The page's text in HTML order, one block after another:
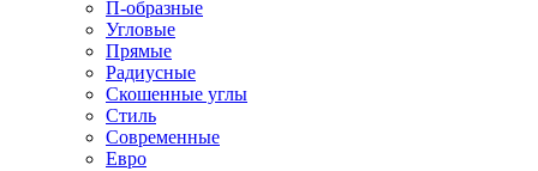
П-образные
Угловые
Прямые
Радиусные
Скошенные углы
Стиль
Современные
Евро